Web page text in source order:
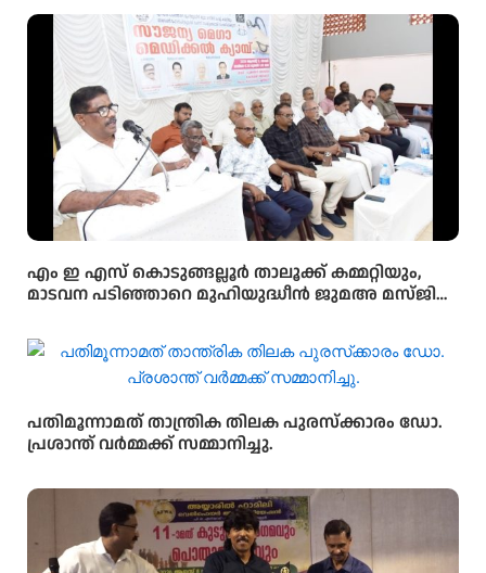
ഗുണഭോക്താക്കളുടെയും വിതരണക്കാരുടെയും
പ്രതിഷേധ സംഗമം നടത്തി.
എം ഇ എസ് കൊടുങ്ങല്ലൂർ താലൂക്ക് കമ്മറ്റിയും,
മാടവന പടിഞ്ഞാറെ മുഹിയുദ്ധീൻ ജുമഅ മസ്ജിദ്
മെഡിക്കൽ ക്യാമ്പ് സംഘടിപ്പിച്ചു
പതിമൂന്നാമത് താന്ത്രിക തിലക പുരസ്‌ക്കാരം ഡോ.
പ്രശാന്ത് വർമ്മക്ക് സമ്മാനിച്ചു.